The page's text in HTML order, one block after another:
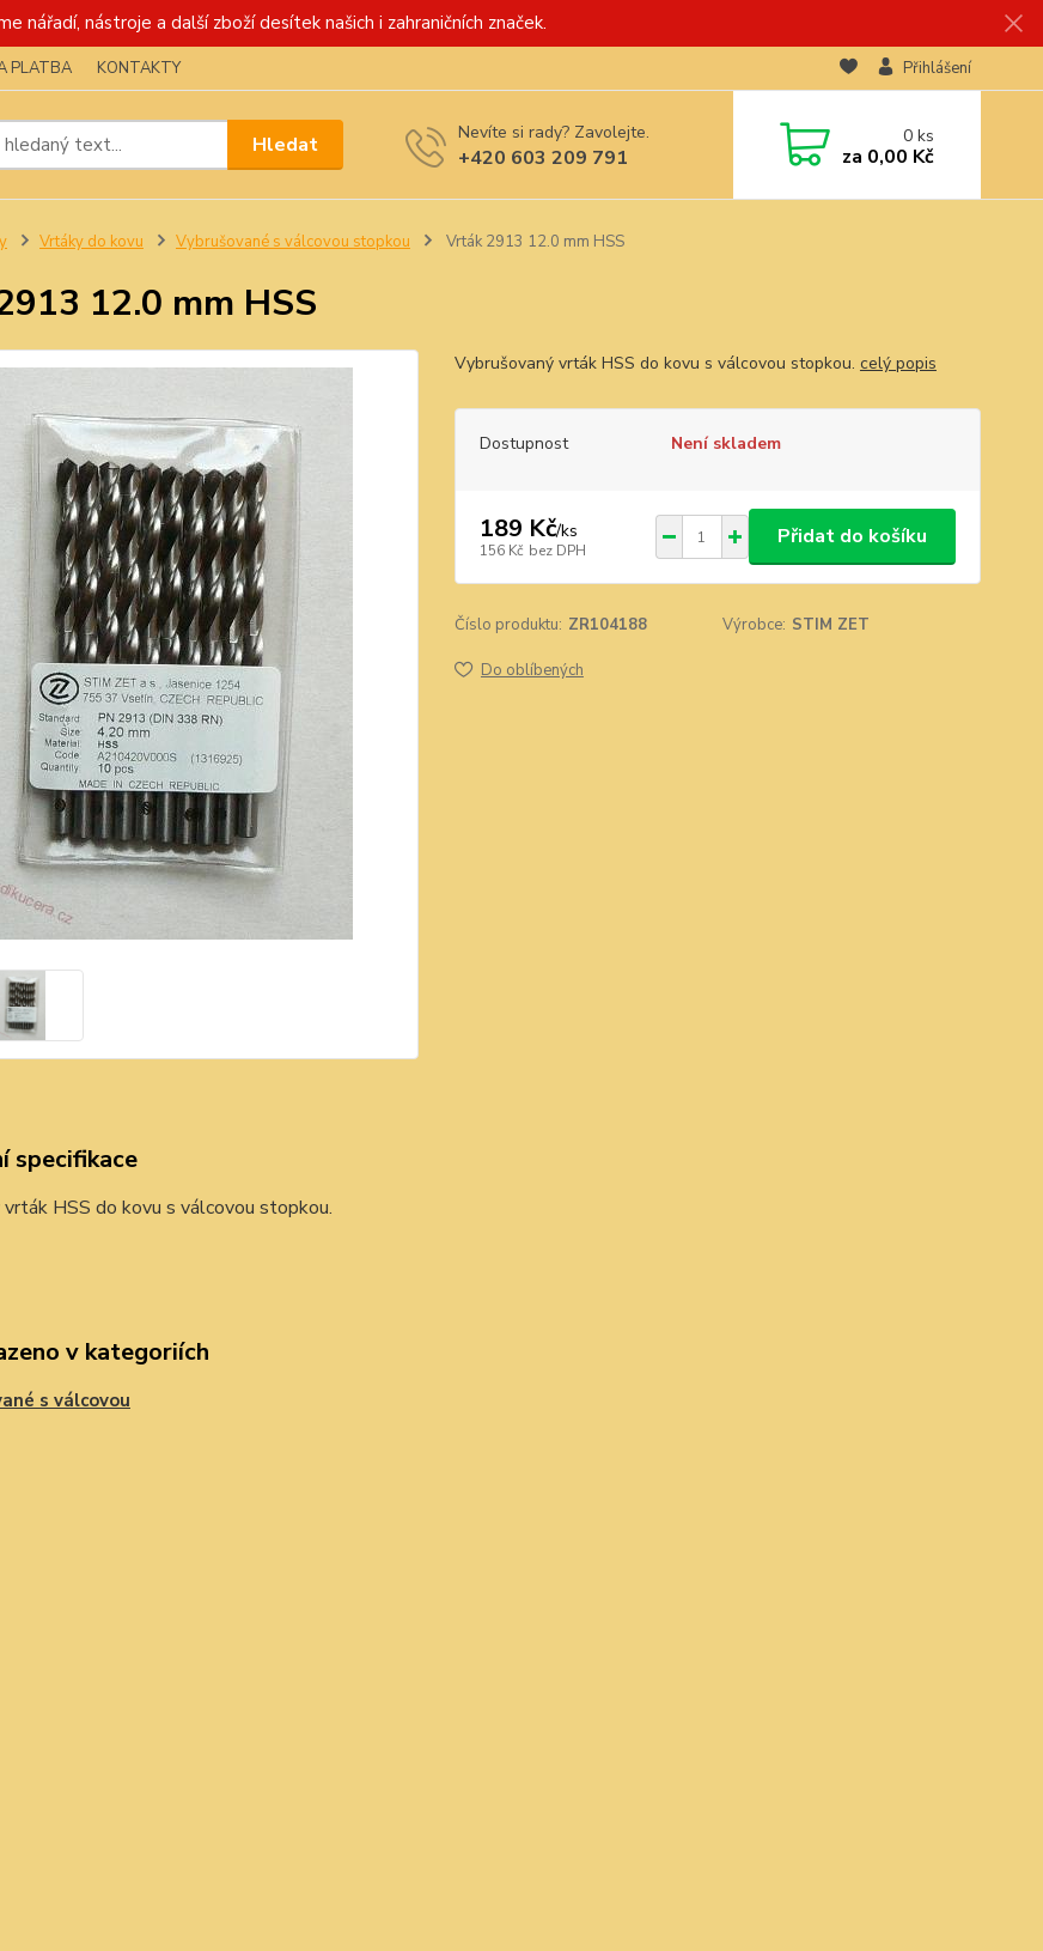
nářadí, nástroje a další zboží desítek našich i zahraničních značek.
PLATBA KONTAKTY Přihlášení
Hledat Nevíte si rady? Zavolejte.
+420 603 209 791
0ks
za 0,00 Kč
Vrtáky do kovu Vybrušované s válcovou stopkou Vrták 2913 12.0 mm HSS
12.0 mm HSS
Vybrušovaný vrták HSS do kovu s válcovou stopkou. celý popis
Dostupnost Není skladem
189 Kč/ks
156 Kč bez DPH
Přidat do košíku
Číslo produktu: ZR104188 Výrobce: STIM ZET
Do oblíbených
specifikace
HSS do kovu s válcovou stopkou.
v kategoriích
s válcovou